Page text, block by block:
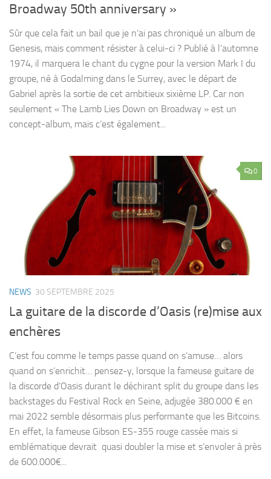
Broadway 50th anniversary »
Sûr que cela fait un bail que je n’ai pas chroniqué un album de
Genesis, mais comment résister à celui-ci ? Publié à l’automne
1974, il marquera le chant du cygne pour la version Mark I du
groupe, né à Godalming dans le Surrey, avec le départ de
Gabriel après la sortie de cet ambitieux sixième LP. Car non
seulement « The Lamb Lies Down on Broadway » est un
concept-album, mais c’est également...
0
NEWS 30 SEPTEMBRE 2025
La guitare de la discorde d’Oasis (re)mise aux
enchères
C‘est fou comme le temps passe quand on s’amuse… alors
quand on s’enrichit… pensez-y, lorsque la fameuse guitare de
la discorde d’Oasis durant le déchirant split du groupe dans les
backstages du Festival Rock en Seine, adjugée 380.000 € en
mai 2022 semble désormais plus performante que les Bitcoins.
En effet, la fameuse Gibson ES-355 rouge cassée mais si
emblématique devrait quasi doubler la mise et s’envoler à près
de 600.000€...